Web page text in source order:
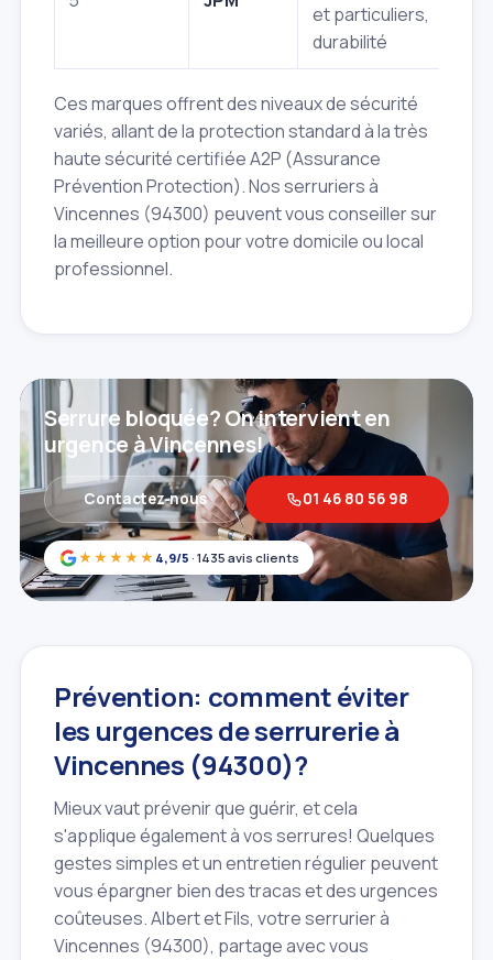
et particuliers,
durabilité
Ces marques offrent des niveaux de sécurité
variés, allant de la protection standard à la très
haute sécurité certifiée A2P (Assurance
Prévention Protection). Nos serruriers à
Vincennes (94300) peuvent vous conseiller sur
la meilleure option pour votre domicile ou local
professionnel.
★★★★★ 4,9/5 · 1435 avis clients
Serrure bloquée? On intervient en
urgence à Vincennes!
Contactez‑nous 01 46 80 56 98
Prévention: comment éviter
les urgences de serrurerie à
Vincennes (94300)?
Mieux vaut prévenir que guérir, et cela
s'applique également à vos serrures! Quelques
gestes simples et un entretien régulier peuvent
vous épargner bien des tracas et des urgences
coûteuses. Albert et Fils, votre serrurier à
Vincennes (94300), partage avec vous